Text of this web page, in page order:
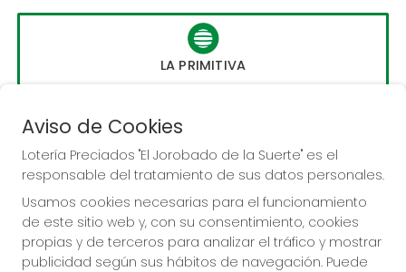
LA PRIMITIVA
PRÓXIMO BOTE MILLONARIO:
56.000.000€
JUGAR LA PRIMITIVA
Aviso de Cookies
Lotería Preciados "El Jorobado de la Suerte" es el
responsable del tratamiento de sus datos personales.
Usamos cookies necesarias para el funcionamiento
de este sitio web y, con su consentimiento, cookies
propias y de terceros para analizar el tráfico y mostrar
publicidad según sus hábitos de navegación. Puede